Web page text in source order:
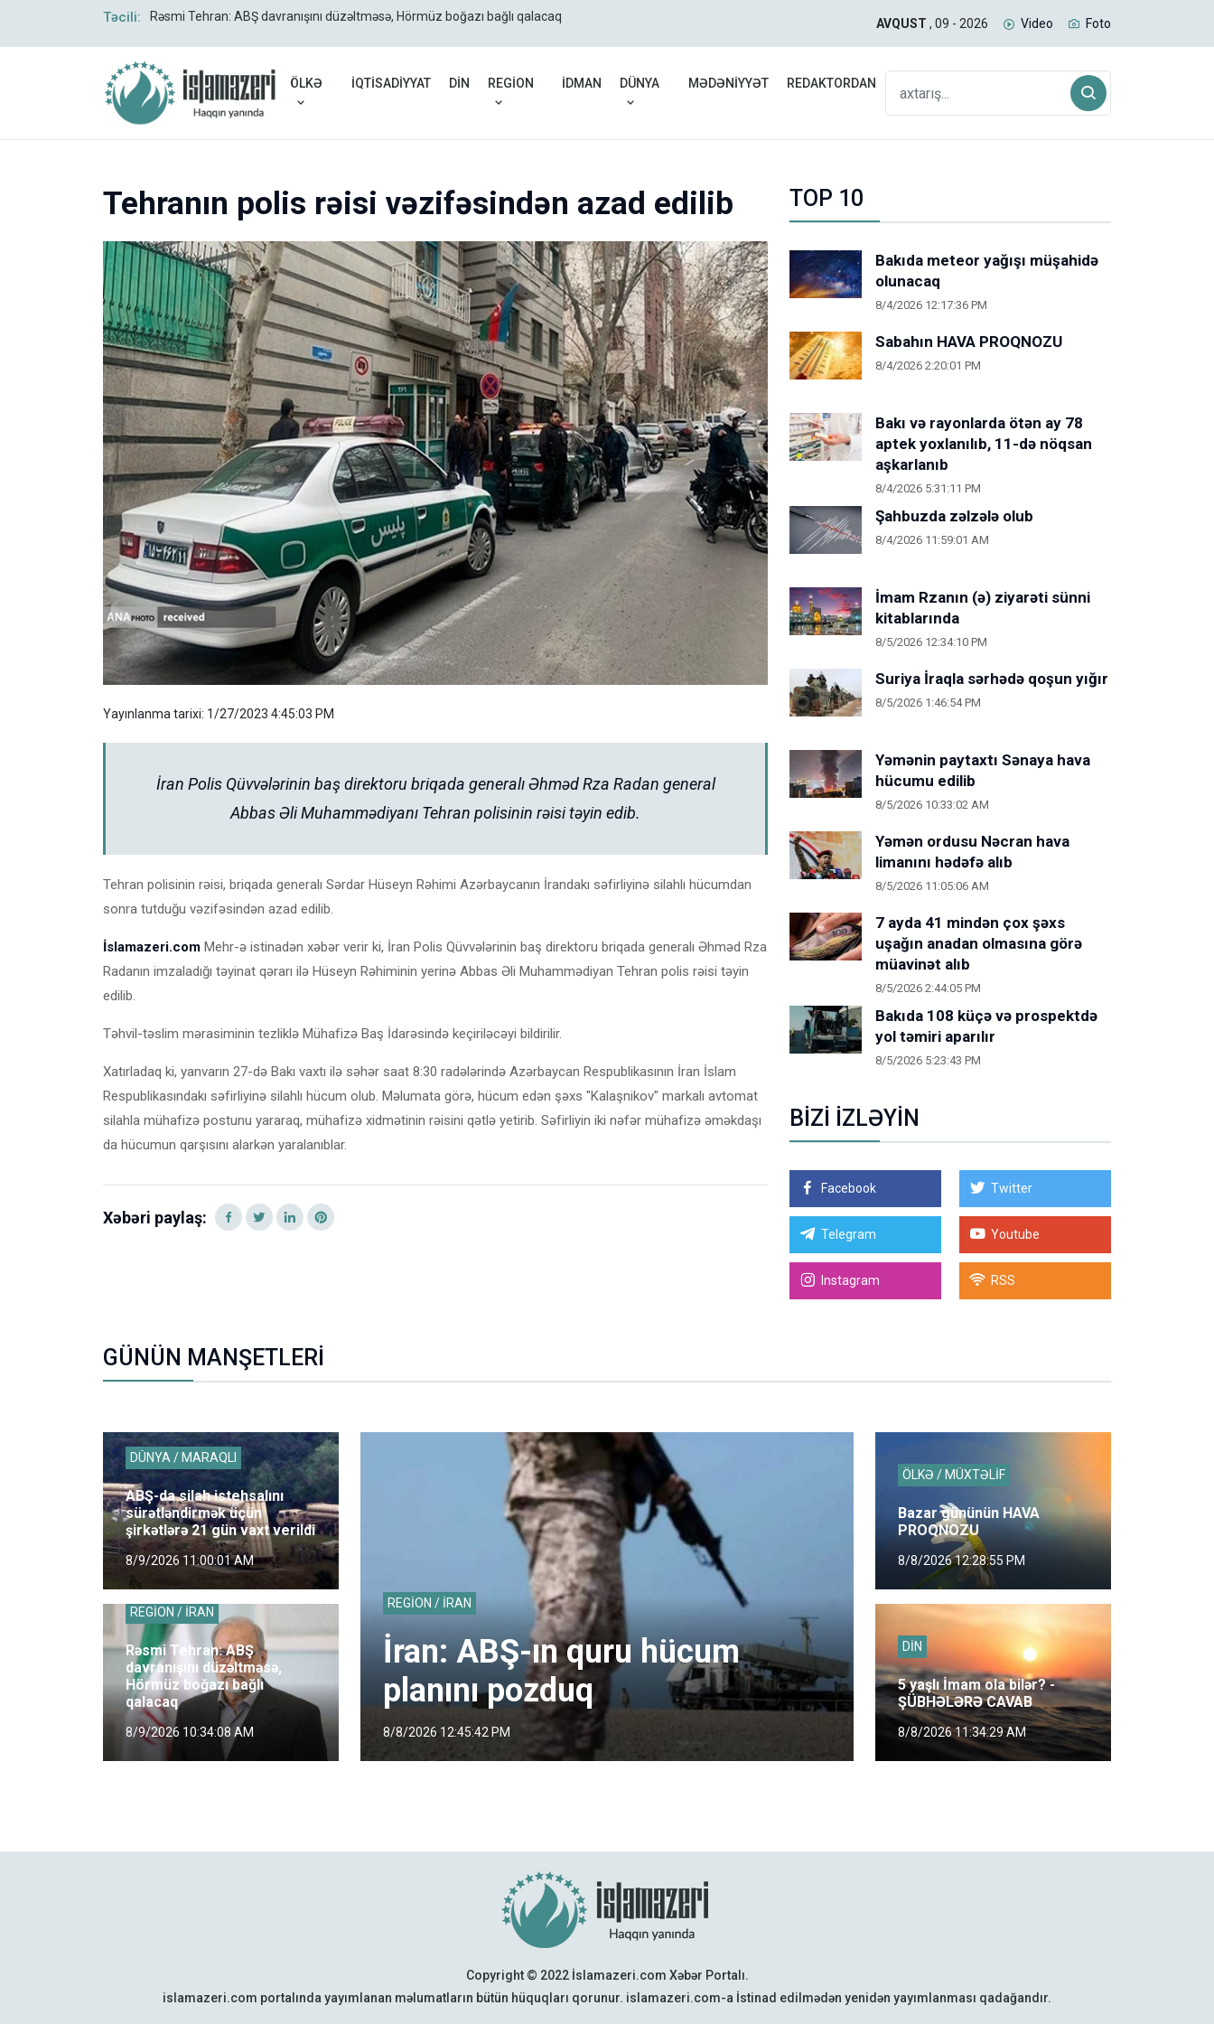
Təcili: Rəsmi Tehran: ABŞ davranışını düzəltməsə, Hörmüz boğazı bağlı qalacaq İran: ABŞ-ın quru hücum planını pozduqAVQUST , 09 - 2026 Video Foto
ÖLKƏ İQTİSADİYYAT DİN REGİON İDMAN DÜNYA MƏDƏNİYYƏT REDAKTORDAN
Tehranın polis rəisi vəzifəsindən azad edilib
Yayınlanma tarixi: 1/27/2023 4:45:03 PM
İran Polis Qüvvələrinin baş direktoru briqada generalı Əhməd Rza Radan general
Abbas Əli Muhammədiyanı Tehran polisinin rəisi təyin edib.
Tehran polisinin rəisi, briqada generalı Sərdar Hüseyn Rəhimi Azərbaycanın İrandakı səfirliyinə silahlı hücumdan
sonra tutduğu vəzifəsindən azad edilib.
İslamazeri.com Mehr-ə istinadən xəbər verir ki, İran Polis Qüvvələrinin baş direktoru briqada generalı Əhməd Rza
Radanın imzaladığı təyinat qərarı ilə Hüseyn Rəhiminin yerinə Abbas Əli Muhammədiyan Tehran polis rəisi təyin
edilib.
Təhvil-təslim mərasiminin tezliklə Mühafizə Baş İdarəsində keçiriləcəyi bildirilir.
Xatırladaq ki, yanvarın 27-də Bakı vaxtı ilə səhər saat 8:30 radələrində Azərbaycan Respublikasının İran İslam
Respublikasındakı səfirliyinə silahlı hücum olub. Məlumata görə, hücum edən şəxs "Kalaşnikov" markalı avtomat
silahla mühafizə postunu yararaq, mühafizə xidmətinin rəisini qətlə yetirib. Səfirliyin iki nəfər mühafizə əməkdaşı
da hücumun qarşısını alarkən yaralanıblar.
Xəbəri paylaş:
TOP 10
Bakıda meteor yağışı müşahidə
olunacaq
8/4/2026 12:17:36 PM
Sabahın HAVA PROQNOZU
8/4/2026 2:20:01 PM
Bakı və rayonlarda ötən ay 78
aptek yoxlanılıb, 11-də nöqsan
aşkarlanıb
8/4/2026 5:31:11 PM
Şahbuzda zəlzələ olub
8/4/2026 11:59:01 AM
İmam Rzanın (ə) ziyarəti sünni
kitablarında
8/5/2026 12:34:10 PM
Suriya İraqla sərhədə qoşun yığır
8/5/2026 1:46:54 PM
Yəmənin paytaxtı Sənaya hava
hücumu edilib
8/5/2026 10:33:02 AM
Yəmən ordusu Nəcran hava
limanını hədəfə alıb
8/5/2026 11:05:06 AM
7 ayda 41 mindən çox şəxs
uşağın anadan olmasına görə
müavinət alıb
8/5/2026 2:44:05 PM
Bakıda 108 küçə və prospektdə
yol təmiri aparılır
8/5/2026 5:23:43 PM
BİZİ İZLƏYİN
Facebook Twitter
Telegram Youtube
Instagram RSS
GÜNÜN MANŞETLERİ
DÜNYA / MARAQLI
ABŞ-da silah istehsalını
sürətləndirmək üçün
şirkətlərə 21 gün vaxt verildi
8/9/2026 11:00:01 AM
REGİON / İRAN
Rəsmi Tehran: ABŞ
davranışını düzəltməsə,
Hörmüz boğazı bağlı
qalacaq
8/9/2026 10:34:08 AM
REGİON / İRAN
İran: ABŞ-ın quru hücum
planını pozduq
8/8/2026 12:45:42 PM
ÖLKƏ / MÜXTƏLİF
Bazar gününün HAVA
PROQNOZU
8/8/2026 12:28:55 PM
DİN
5 yaşlı İmam ola bilər? -
ŞÜBHƏLƏRƏ CAVAB
8/8/2026 11:34:29 AM
Copyright © 2022 İslamazeri.com Xəbər Portalı.
islamazeri.com portalında yayımlanan məlumatların bütün hüquqları qorunur. islamazeri.com-a İstinad edilmədən yenidən yayımlanması qadağandır.